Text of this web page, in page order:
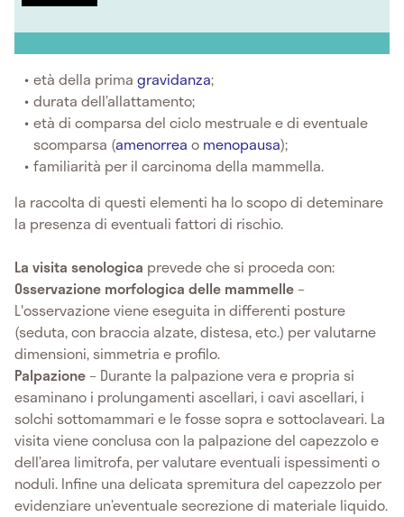
età della primagravidanza;
durata dell’allattamento;
età di comparsa del ciclo mestruale e di eventuale
scomparsa (amenorreao menopausa);
familiarità per il carcinoma della mammella.
la raccolta di questi elementi ha lo scopo di deteminare
la presenza di eventuali fattori di rischio.
La visita senologica prevede che si proceda con:
Osservazione morfologica delle mammelle–
L'osservazione viene eseguita in differenti posture
(seduta, con braccia alzate, distesa, etc.) per valutarne
dimensioni, simmetria e profilo.
Palpazione– Durante la palpazione vera e propria si
esaminano i prolungamenti ascellari, i cavi ascellari, i
solchi sottomammari e le fosse sopra e sottoclaveari. La
visita viene conclusa con la palpazione del capezzolo e
dell’area limitrofa, per valutare eventuali ispessimenti o
noduli. Infine una delicata spremitura del capezzolo per
evidenziare un’eventuale secrezione di materiale liquido.